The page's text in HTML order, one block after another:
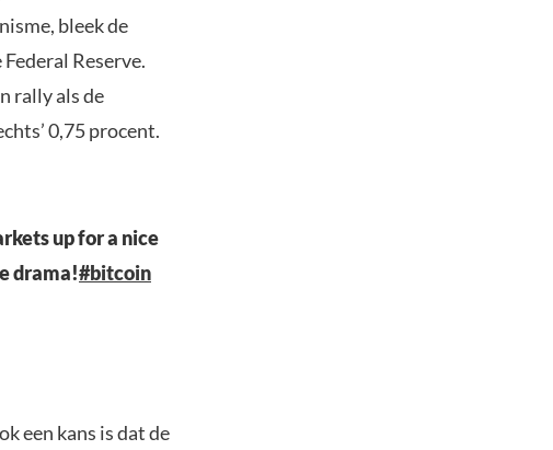
bleek de
Reserve.
rally als de
0,75 procent.
up for a nice
drama!#bitcoin
een kans is dat de